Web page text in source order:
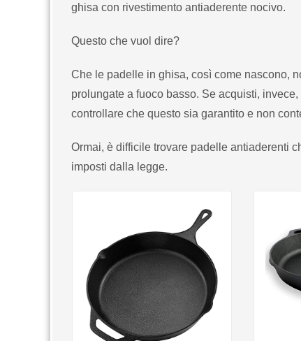
ghisa con rivestimento antiaderente nocivo.
Questo che vuol dire?
Che le padelle in ghisa, così come nascono,
prolungate a fuoco basso. Se acquisti,
controllare che questo sia garantito e non
Ormai, è difficile trovare padelle antiaderenti
imposti dalla legge.